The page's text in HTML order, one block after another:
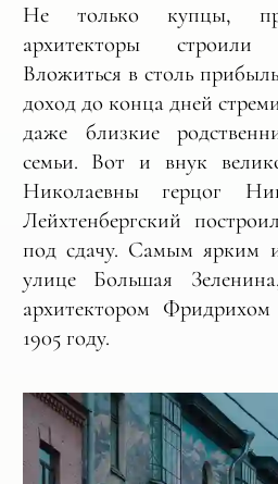
Не только купцы,
архитекторы
Вложиться в столь
доход до конца дней
даже близкие
семьи. Вот и внук
Николаевны герцог
Лейхтенбергский
под сдачу. Самым ярким
улице Большая
архитектором
1905 году.